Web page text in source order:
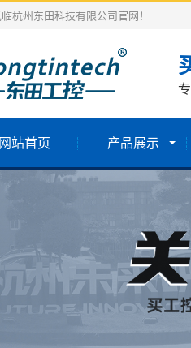
杭州东田科技有限公司官网！
网站首页 产品展示